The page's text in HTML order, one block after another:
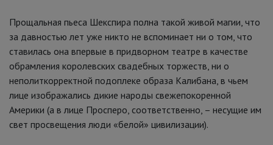
Прощальная пьеса Шекспира полна такой живой магии, что
за давностью лет уже никто не вспоминает ни о том, что
ставилась она впервые в придворном театре в качестве
обрамления королевских свадебных торжеств, ни о
неполиткорректной подоплеке образа Калибана, в чьем
лице изображались дикие народы свежепокоренной
Америки (а в лице Просперо, соответственно, – несущие им
свет просвещения люди «белой» цивилизации).